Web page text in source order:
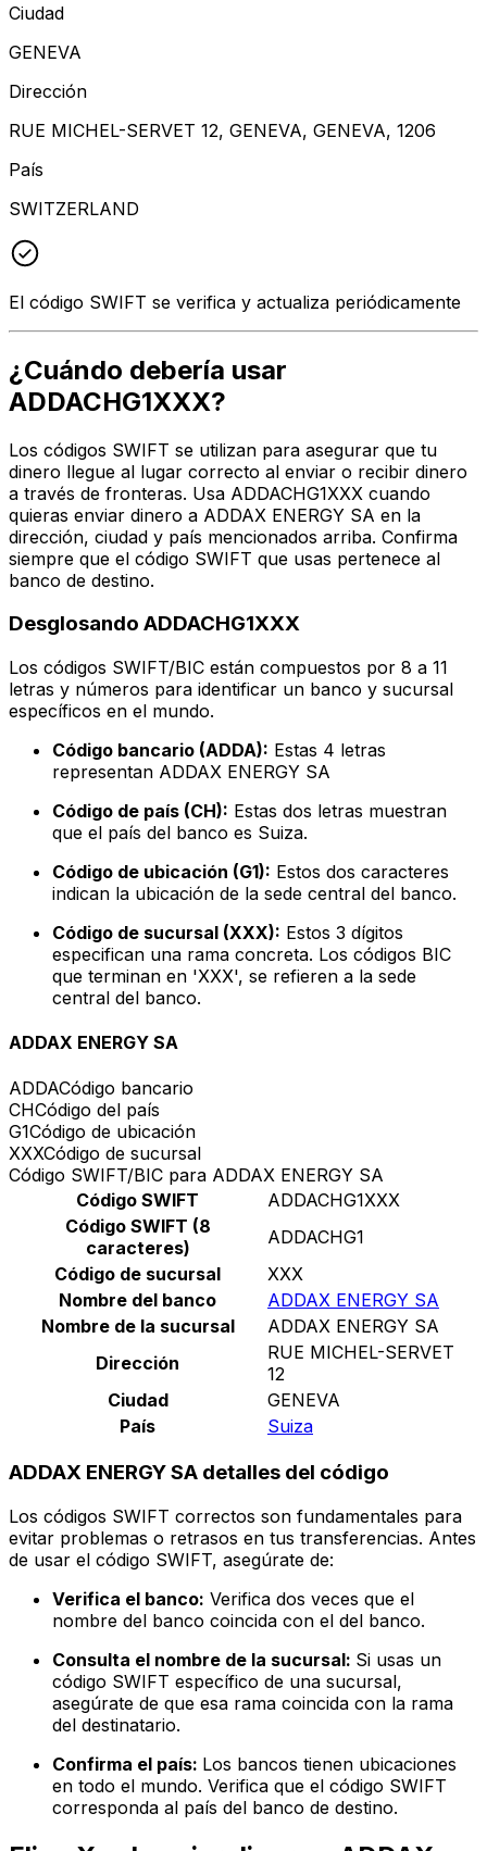
Ciudad
GENEVA
Dirección
RUE MICHEL-SERVET 12, GENEVA, GENEVA, 1206
País
SWITZERLAND
El código SWIFT se verifica y actualiza periódicamente
¿Cuándo debería usar
ADDACHG1XXX?
Los códigos SWIFT se utilizan para asegurar que tu
dinero llegue al lugar correcto al enviar o recibir dinero
a través de fronteras. Usa ADDACHG1XXX cuando
quieras enviar dinero a ADDAX ENERGY SA en la
dirección, ciudad y país mencionados arriba. Confirma
siempre que el código SWIFT que usas pertenece al
banco de destino.
Desglosando ADDACHG1XXX
Los códigos SWIFT/BIC están compuestos por 8 a 11
letras y números para identificar un banco y sucursal
específicos en el mundo.
Código bancario (ADDA): Estas 4 letras
representan ADDAX ENERGY SA
Código de país (CH): Estas dos letras muestran
que el país del banco es Suiza.
Código de ubicación (G1): Estos dos caracteres
indican la ubicación de la sede central del banco.
Código de sucursal (XXX): Estos 3 dígitos
especifican una rama concreta. Los códigos BIC
que terminan en 'XXX', se refieren a la sede
central del banco.
ADDAX ENERGY SA
ADDACódigo bancario
CHCódigo del país
G1Código de ubicación
XXXCódigo de sucursal
Código SWIFT/BIC para ADDAX ENERGY SA
Código SWIFT
ADDACHG1XXX
Código SWIFT (8
caracteres)
ADDACHG1
Código de sucursal
XXX
Nombre del banco
ADDAX ENERGY SA
Nombre de la sucursal
ADDAX ENERGY SA
Dirección
RUE MICHEL-SERVET
12
Ciudad
GENEVA
País
Suiza
ADDAX ENERGY SA detalles del código
Los códigos SWIFT correctos son fundamentales para
evitar problemas o retrasos en tus transferencias. Antes
de usar el código SWIFT, asegúrate de:
Verifica el banco: Verifica dos veces que el
nombre del banco coincida con el del banco.
Consulta el nombre de la sucursal: Si usas un
código SWIFT específico de una sucursal,
asegúrate de que esa rama coincida con la rama
del destinatario.
Confirma el país: Los bancos tienen ubicaciones
en todo el mundo. Verifica que el código SWIFT
corresponda al país del banco de destino.